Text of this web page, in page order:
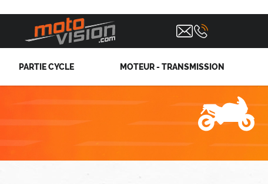
PARTIE CYCLE MOTEUR - TRANSMISSION